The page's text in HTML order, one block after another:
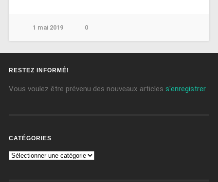
1 mai 2019 0
RESTEZ INFORMÉ!
Vous voulez être prévenu des nouveaux articles s'enregistrer
CATÉGORIES